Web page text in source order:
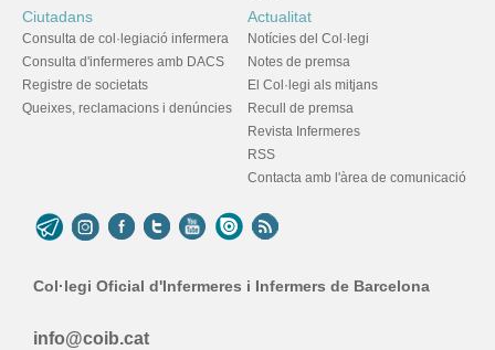
Ciutadans
Consulta de col·legiació infermera
Consulta d'infermeres amb DACS
Registre de societats
Queixes, reclamacions i denúncies
Actualitat
Notícies del Col·legi
Notes de premsa
El Col·legi als mitjans
Recull de premsa
Revista Infermeres
RSS
Contacta amb l'àrea de comunicació
Col·legi Oficial d'Infermeres i Infermers de Barcelona
info@coib.cat